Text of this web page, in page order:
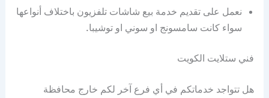
نعمل على تقديم خدمة بيع شاشات تلفزيون باختلاف أنواعها
سواء كانت سامسونج او سوني او توشيبا.
فني ستلايت الكويت
هل تتواجد خدماتكم في أي فرع آخر لكم خارج محافظة